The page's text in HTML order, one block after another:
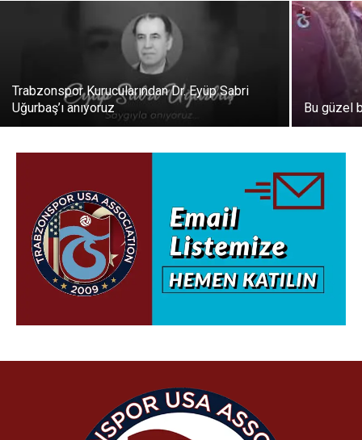
Trabzonspor Kurucularından Dr. Eyüp Sabri
Uğurbaş’ı anıyoruz
Bu güzel